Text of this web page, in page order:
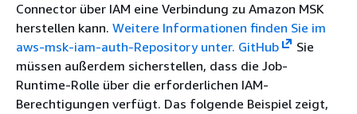
Connector über IAM eine Verbindung zu Amazon MSK
herstellen kann. Weitere Informationen finden Sie im
aws-msk-iam-auth-Repository unter. GitHub
Sie
müssen außerdem sicherstellen, dass die Job-
Runtime-Rolle über die erforderlichen IAM-
Berechtigungen verfügt. Das folgende Beispiel zeigt,